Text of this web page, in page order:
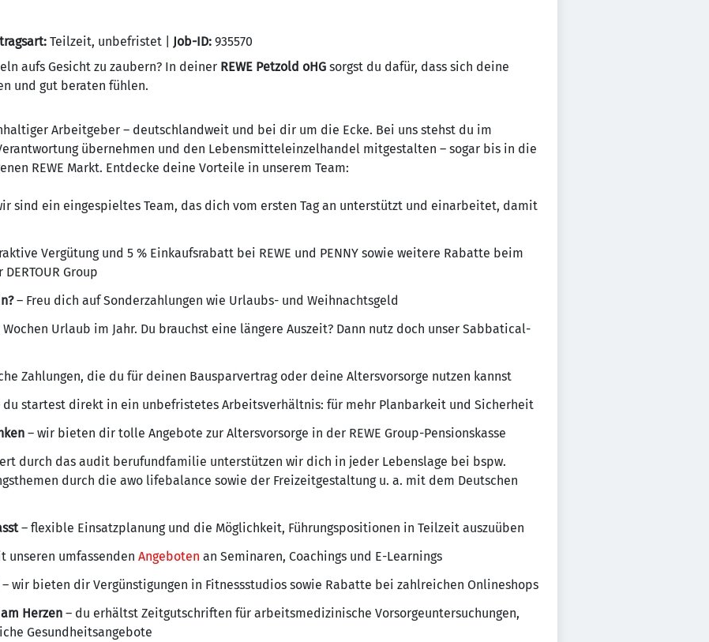
Teilzeit, unbefristet | Job-ID: 935570
aufs Gesicht zu zaubern? In deiner REWE Petzold oHG sorgst du dafür, dass sich deine
und gut beraten fühlen.
Arbeitgeber – deutschlandweit und bei dir um die Ecke. Bei uns stehst du im
übernehmen und den Lebensmitteleinzelhandel mitgestalten – sogar bis in die
REWE Markt. Entdecke deine Vorteile in unserem Team:
sind ein eingespieltes Team, das dich vom ersten Tag an unterstützt und einarbeitet, damit
Vergütung und 5 % Einkaufsrabatt bei REWE und PENNY sowie weitere Rabatte beim
Group
– Freu dich auf Sonderzahlungen wie Urlaubs- und Weihnachtsgeld
Urlaub im Jahr. Du brauchst eine längere Auszeit? Dann nutz doch unser Sabbatical-
Zahlungen, die du für deinen Bausparvertrag oder deine Altersvorsorge nutzen kannst
du startest direkt in ein unbefristetes Arbeitsverhältnis: für mehr Planbarkeit und Sicherheit
– wir bieten dir tolle Angebote zur Altersvorsorge in der REWE Group-Pensionskasse
durch das audit berufundfamilie unterstützen wir dich in jeder Lebenslage bei bspw.
durch die awo lifebalance sowie der Freizeitgestaltung u. a. mit dem Deutschen
– flexible Einsatzplanung und die Möglichkeit, Führungspositionen in Teilzeit auszuüben
unseren umfassenden Angeboten an Seminaren, Coachings und E-Learnings
– wir bieten dir Vergünstigungen in Fitnessstudios sowie Rabatte bei zahlreichen Onlineshops
Herzen – du erhältst Zeitgutschriften für arbeitsmedizinische Vorsorgeuntersuchungen,
Gesundheitsangebote